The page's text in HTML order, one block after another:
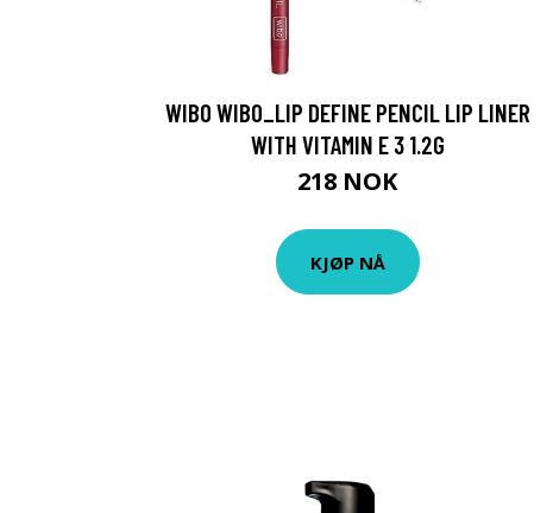
WIBO WIBO_LIP DEFINE PENCIL LIP LINER
WITH VITAMIN E 3 1.2G
218 NOK
KJØP NÅ